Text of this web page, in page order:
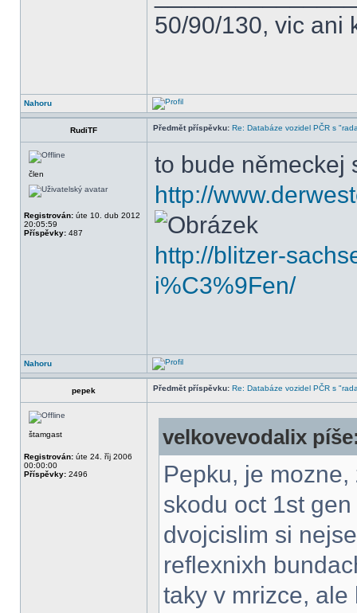
50/90/130, vic ani
Nahoru
RudiTF Předmět příspěvku: Re: Databáze vozidel PČR s
člen
Registrován: úte 10. dub 2012
20:05:59
Příspěvky: 487
to bude německej
http://
http://blitzer-
i%C3%9Fen/
Nahoru
pepek Předmět příspěvku: Re: Databáze vozidel PČR s
štamgast
Registrován: úte 24. říj 2006
00:00:00
Příspěvky: 2496
velkovevodalix
Pepku, je
skodu oct 1st
dvojcislim si
reflexnixh
taky v mrizce,